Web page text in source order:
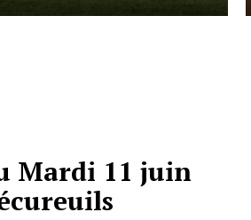
Mardi 11 juin